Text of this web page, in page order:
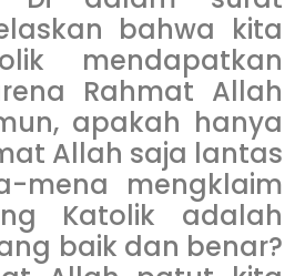
bahwa kita
mendapatkan
Rahmat Allah
apakah hanya
Allah saja lantas
mena mengklaim
Katolik adalah
baik dan benar?